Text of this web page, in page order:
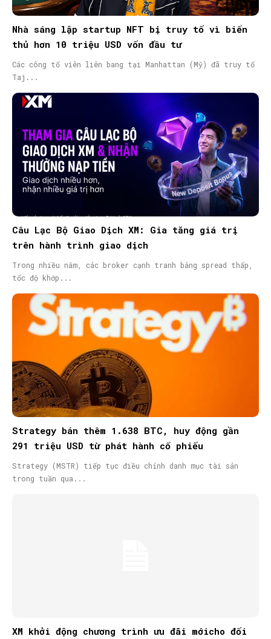
Nhà sáng lập startup NFT bị truy tố vì biển
thủ hơn 10 triệu USD vốn đầu tư
Các công tố viên liên bang tại Manhattan (Mỹ) đã truy tố
Taj...
Câu Lạc Bộ Giao Dịch XM: Gia tăng giá trị
trên hành trình giao dịch
Trong nhiều năm, các broker cạnh tranh bằng spread thấp,
tốc độ khớp...
Strategy bán thêm 1.638 BTC, huy động gần
291 triệu USD từ phát hành cổ phiếu
Strategy (MSTR) tiếp tục điều chỉnh danh mục tài sản
trong tuần qua...
XM khởi động chương trình ưu đãi mớicho đối